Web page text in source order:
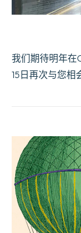
我们期待明年在
15日再次与您相